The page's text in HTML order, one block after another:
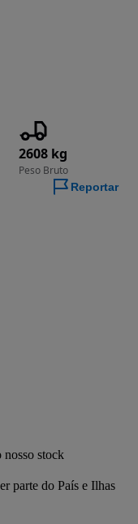
2608 kg
Peso Bruto
Reportar
nosso stock
parte do País e Ilhas